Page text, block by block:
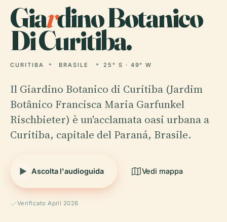
Giardino Botanico
Di Curitiba.
CURITIBA BRASILE 25° S · 49° W
Il Giardino Botanico di Curitiba (Jardim
Botânico Francisca Maria Garfunkel
Rischbieter) è un'acclamata oasi urbana a
Curitiba, capitale del Paraná, Brasile.
Ascolta l'audioguida Vedi mappa
Verificato April 2026